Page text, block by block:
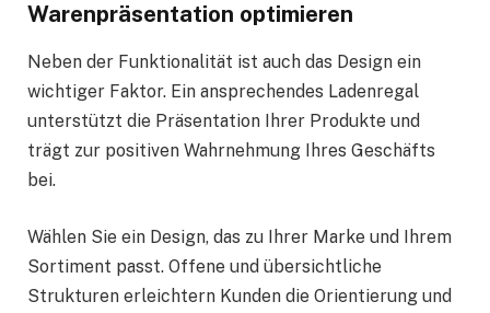
Warenpräsentation optimieren
Neben der Funktionalität ist auch das Design ein
wichtiger Faktor. Ein ansprechendes Ladenregal
unterstützt die Präsentation Ihrer Produkte und
trägt zur positiven Wahrnehmung Ihres Geschäfts
bei.
Wählen Sie ein Design, das zu Ihrer Marke und Ihrem
Sortiment passt. Offene und übersichtliche
Strukturen erleichtern Kunden die Orientierung und